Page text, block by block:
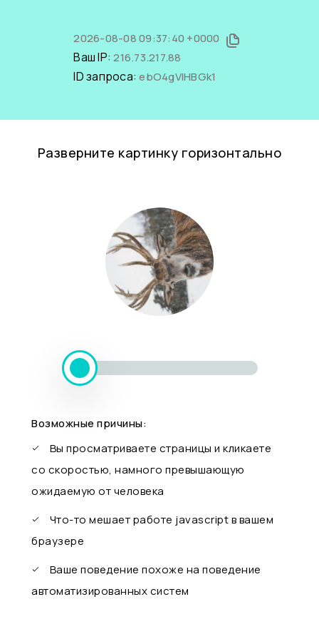
2026-08-08 09:37:40 +0000
Ваш IP:216.73.217.88
ID запроса:ebO4gVlHBGk1
Разверните картинку горизонтально
Возможные причины:
Вы просматриваете страницы и кликаете
со скоростью, намного превышающую
ожидаемую от человека
Что-то мешает работе javascript в вашем
браузере
Ваше поведение похоже на поведение
автоматизированных систем